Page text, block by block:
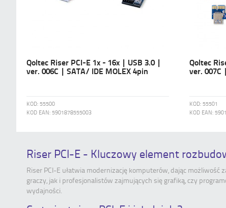
Qoltec Riser PCI-E 1x - 16x | USB 3.0 |
ver. 006C | SATA/ IDE MOLEX 4pin
KOD: 55500
KOD EAN: 5901878555003
Qoltec
ver. 007C
KOD: 55501
KOD EAN:
Riser PCI-E - Kluczowy element
Riser PCI-E ułatwia modernizację komputerów, dając
graczy, jak i profesjonalistów zajmujących się grafiką, czy
wydajności.